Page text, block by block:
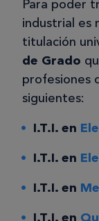
Para poder
industrial es
titulación
de Grado
profesiones
siguientes:
I.T.I. en
I.T.I. en
I.T.I. en
I.T.I. en